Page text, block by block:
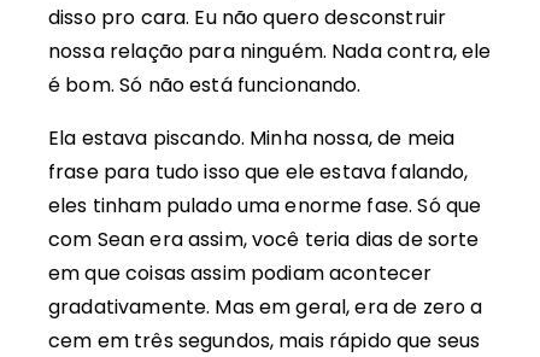
disso pro cara. Eu não quero desconstruir
nossa relação para ninguém. Nada contra, ele
é bom. Só não está funcionando.
Ela estava piscando. Minha nossa, de meia
frase para tudo isso que ele estava falando,
eles tinham pulado uma enorme fase. Só que
com Sean era assim, você teria dias de sorte
em que coisas assim podiam acontecer
gradativamente. Mas em geral, era de zero a
cem em três segundos, mais rápido que seus